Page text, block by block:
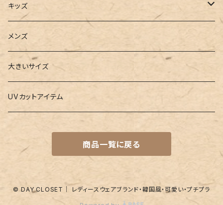
2点セット
3点セット
4点セット
5点セット
水着関連商品
レギンス
ウォレット
カードケース
キーケース
メガネチェーン
ネイルグッズ
ヨガソックス
ヨガグッズ
ヨガマット
キッズ
Girls
水着
バレー
Boys
水着
グッズ
メンズ
大きいサイズ
UVカットアイテム
商品一覧に戻る
© DAY CLOSET｜ レディースウェアブランド・韓国風・可愛い・プチプラ